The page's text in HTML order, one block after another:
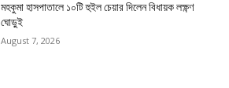
মহকুমা হাসপাতালে ১০টি হুইল চেয়ার দিলেন বিধায়ক লক্ষ্ণণ
ঘোড়ুই
August 7, 2026